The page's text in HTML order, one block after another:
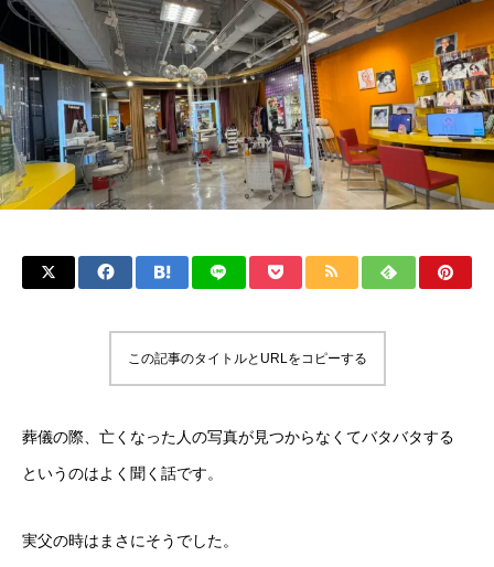
この記事のタイトルとURLをコピーする
葬儀の際、亡くなった人の写真が見つからなくてバタバタする
というのはよく聞く話です。
実父の時はまさにそうでした。